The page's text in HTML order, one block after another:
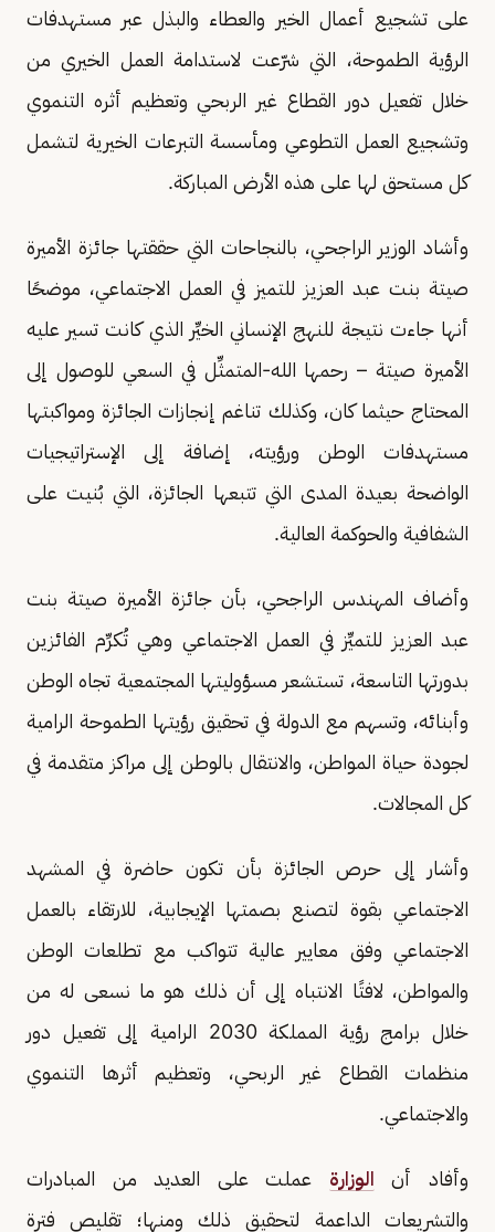
على تشجيع أعمال الخير والعطاء والبذل عبر مستهدفات
الرؤية الطموحة، التي شرّعت لاستدامة العمل الخيري من
خلال تفعيل دور القطاع غير الربحي وتعظيم أثره التنموي
وتشجيع العمل التطوعي ومأسسة التبرعات الخيرية لتشمل
كل مستحق لها على هذه الأرض المباركة.
وأشاد الوزير الراجحي، بالنجاحات التي حققتها جائزة الأميرة
صيتة بنت عبد العزيز للتميز في العمل الاجتماعي، موضحًا
أنها جاءت نتيجة للنهج الإنساني الخيِّر الذي كانت تسير عليه
الأميرة صيتة – رحمها الله-المتمثِّل في السعي للوصول إلى
المحتاج حيثما كان، وكذلك تناغم إنجازات الجائزة ومواكبتها
مستهدفات الوطن ورؤيته، إضافة إلى الإستراتيجيات
الواضحة بعيدة المدى التي تتبعها الجائزة، التي بُنيت على
الشفافية والحوكمة العالية.
وأضاف المهندس الراجحي، بأن جائزة الأميرة صيتة بنت
عبد العزيز للتميِّز في العمل الاجتماعي وهي تُكرِّم الفائزين
بدورتها التاسعة، تستشعر مسؤوليتها المجتمعية تجاه الوطن
وأبنائه، وتسهم مع الدولة في تحقيق رؤيتها الطموحة الرامية
لجودة حياة المواطن، والانتقال بالوطن إلى مراكز متقدمة في
كل المجالات.
وأشار إلى حرص الجائزة بأن تكون حاضرة في المشهد
الاجتماعي بقوة لتصنع بصمتها الإيجابية، للارتقاء بالعمل
الاجتماعي وفق معايير عالية تتواكب مع تطلعات الوطن
والمواطن، لافتًا الانتباه إلى أن ذلك هو ما نسعى له من
خلال برامج رؤية المملكة 2030 الرامية إلى تفعيل دور
منظمات القطاع غير الربحي، وتعظيم أثرها التنموي
والاجتماعي.
وأفاد أن الوزارة عملت على العديد من المبادرات
والتشريعات الداعمة لتحقيق ذلك ومنها؛ تقليص فترة